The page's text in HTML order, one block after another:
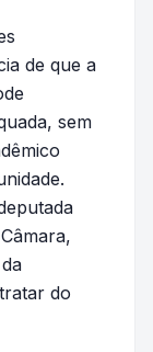
de que a
sem
do